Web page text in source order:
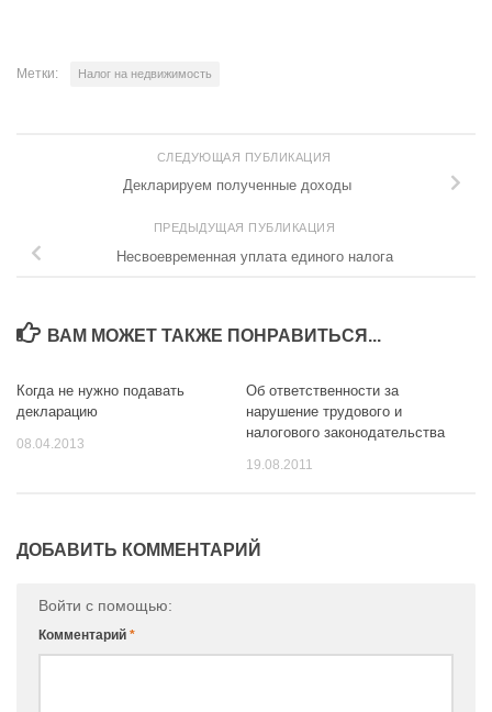
Метки: Налог на недвижимость
СЛЕДУЮЩАЯ ПУБЛИКАЦИЯ
Декларируем полученные доходы
ПРЕДЫДУЩАЯ ПУБЛИКАЦИЯ
Несвоевременная уплата единого налога
ВАМ МОЖЕТ ТАКЖЕ ПОНРАВИТЬСЯ...
Когда не нужно подавать
декларацию
08.04.2013
Об ответственности за
нарушение трудового и
налогового законодательства
19.08.2011
ДОБАВИТЬ КОММЕНТАРИЙ
Войти с помощью:
Комментарий *